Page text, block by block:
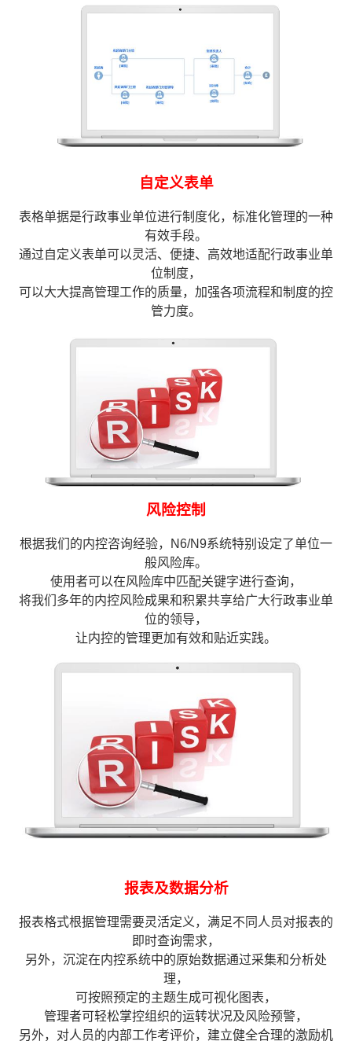
自定义表单
表格单据是行政事业单位进行制度化，标准化管理的一种
有效手段。
通过自定义表单可以灵活、便捷、高效地适配行政事业单
位制度，
可以大大提高管理工作的质量，加强各项流程和制度的控
管力度。
风险控制
根据我们的内控咨询经验，N6/N9系统特别设定了单位一
般风险库。
使用者可以在风险库中匹配关键字进行查询，
将我们多年的内控风险成果和积累共享给广大行政事业单
位的领导，
让内控的管理更加有效和贴近实践。
报表及数据分析
报表格式根据管理需要灵活定义，满足不同人员对报表的
即时查询需求，
另外，沉淀在内控系统中的原始数据通过采集和分析处
理，
可按照预定的主题生成可视化图表，
管理者可轻松掌控组织的运转状况及风险预警，
另外，对人员的内部工作考评价，建立健全合理的激励机